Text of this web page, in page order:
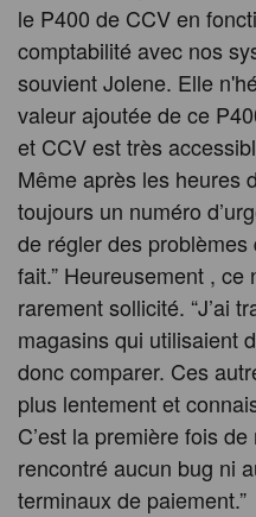
le P400 de CCV en
comptabilité avec nos
souvient Jolene. Elle
valeur ajoutée de ce
et CCV est très
Même après les heures
toujours un numéro
de régler des
fait.” Heureusement , ce
rarement sollicité. “J’ai
magasins qui utilisaient
donc comparer. Ces
plus lentement et
C’est la première fois
rencontré aucun bug ni
terminaux de paiement.”